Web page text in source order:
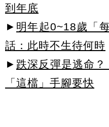
到年底
► 明年起0~18歲「
話：此時不生待何時
► 跌深反彈是逃命
「這檔」手腳要快